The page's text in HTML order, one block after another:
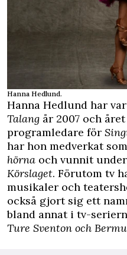
Hanna Hedlund.
Hanna Hedlund har
Talang år 2007 och
programledare för
har hon medverkat
hörna och vunnit
Körslaget. Förutom tv
musikaler och
också gjort sig ett
bland annat i tv-
Ture Sventon och